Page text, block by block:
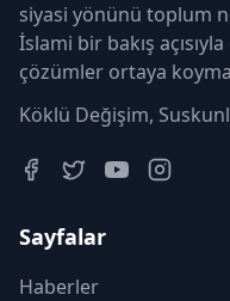
siyasi yönünü toplum
İslami bir bakış
çözümler ortaya
Köklü Değişim,
Sayfalar
Haberler